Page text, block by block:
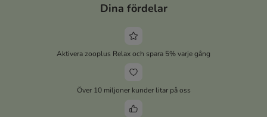
Dina fördelar
Aktivera zooplus Relax och spara 5% varje gång
Över 10 miljoner kunder litar på oss